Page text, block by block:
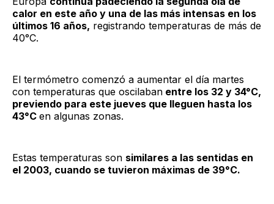
calor en este año y una de las más intensas en los
últimos 16 años, registrando temperaturas de más de
40°C.
El termómetro comenzó a aumentar el día martes
con temperaturas que oscilaban entre los 32 y 34°C,
previendo para este jueves que lleguen hasta los
43°C en algunas zonas.
Estas temperaturas son similares a las sentidas en
el 2003, cuando se tuvieron máximas de 39°C.